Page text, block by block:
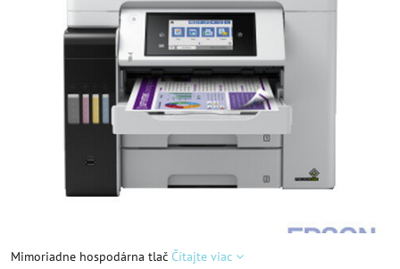
Mimoriadne hospodárna tlač Čítajte viac